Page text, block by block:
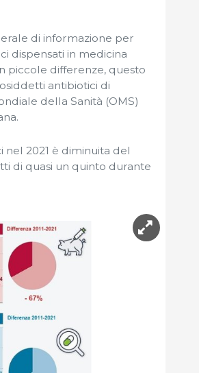
di informazione per
dispensati in medicina
piccole differenze, questo
antibiotici di
della Sanità (OMS)
2021 è diminuita del
di quasi un quinto durante